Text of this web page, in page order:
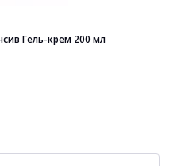
Гель-крем 200 мл